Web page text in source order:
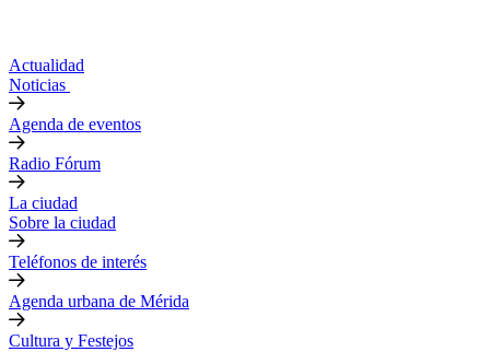
Actualidad
Noticias
Agenda de eventos
Radio Fórum
La ciudad
Sobre la ciudad
Teléfonos de interés
Agenda urbana de Mérida
Cultura y Festejos